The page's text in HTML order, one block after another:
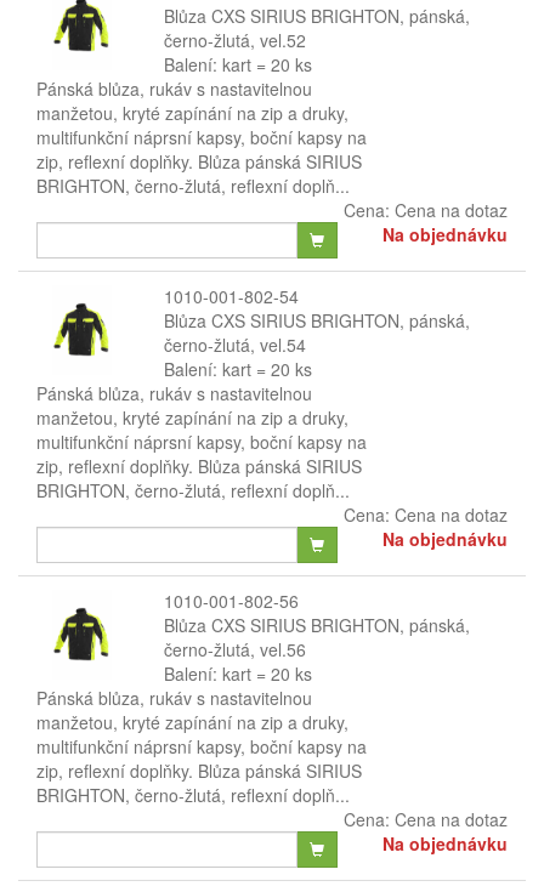
Blůza CXS SIRIUS BRIGHTON, pánská,
černo-žlutá, vel.52
Balení: kart = 20 ks
Pánská blůza, rukáv s nastavitelnou
manžetou, kryté zapínání na zip a druky,
multifunkční náprsní kapsy, boční kapsy na
zip, reflexní doplňky. Blůza pánská SIRIUS
BRIGHTON, černo-žlutá, reflexní doplň...
Cena: Cena na dotaz
Na objednávku
1010-001-802-54
Blůza CXS SIRIUS BRIGHTON, pánská,
černo-žlutá, vel.54
Balení: kart = 20 ks
Pánská blůza, rukáv s nastavitelnou
manžetou, kryté zapínání na zip a druky,
multifunkční náprsní kapsy, boční kapsy na
zip, reflexní doplňky. Blůza pánská SIRIUS
BRIGHTON, černo-žlutá, reflexní doplň...
Cena: Cena na dotaz
Na objednávku
1010-001-802-56
Blůza CXS SIRIUS BRIGHTON, pánská,
černo-žlutá, vel.56
Balení: kart = 20 ks
Pánská blůza, rukáv s nastavitelnou
manžetou, kryté zapínání na zip a druky,
multifunkční náprsní kapsy, boční kapsy na
zip, reflexní doplňky. Blůza pánská SIRIUS
BRIGHTON, černo-žlutá, reflexní doplň...
Cena: Cena na dotaz
Na objednávku